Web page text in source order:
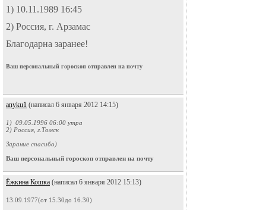
1) 10.11.1989 16:45
2) Россия, г. Арзамас
Благодарна заранее!
Ваш персональный гороскоп отправлен на почту
anyku1 (написал 6 января 2012 14:15)
1) 09.05.1996 06:00 утра
2) Россия, г.Томск
Зарание спасибо)
Ваш персональный гороскоп отправлен на почту
Ёжкина Кошка (написал 6 января 2012 15:13)
13.09.1977(от 15.30до 16.30)